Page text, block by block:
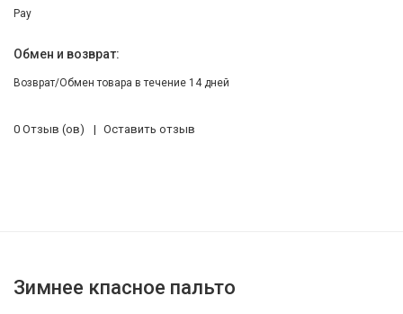
Pay
Обмен и возврат:
Возврат/Обмен товара в течение 14 дней
0 Отзыв (ов) Оставить отзыв
Зимнее кпасное пальто